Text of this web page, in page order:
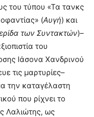
του τύπου «Τα τανκς
(Αυγή) και
των Συντακτών)–
του
Ιάσονα Χανδρινού
τις μαρτυρίες–
την καταγέλαστη
που ρίχνει το
Λαλιώτης, ως